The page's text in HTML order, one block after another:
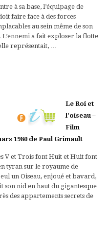
à sa base, l’équipage de
faire face à des forces
au sein même de son
a fait exploser la flotte
représentait, …
Le Roi et
l’oiseau –
Film
1980 de Paul Grimault
V et Trois font Huit et Huit font
tyran sur le royaume de
un Oiseau, enjoué et bavard,
son nid en haut du gigantesque
des appartements secrets de